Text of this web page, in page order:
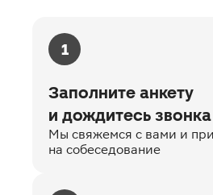
1
Заполните анкету
и дождитесь звонка
Мы свяжемся с вами и
на собеседование